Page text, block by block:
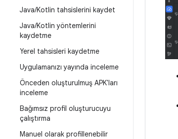
Java/Kotlin tahsislerini kaydet
Java/Kotlin yöntemlerini
kaydetme
Yerel tahsisleri kaydetme
Uygulamanızı yayında inceleme
Önceden oluşturulmuş APK'ları
inceleme
Bağımsız profil oluşturucuyu
çalıştırma
Manuel olarak profillenebilir